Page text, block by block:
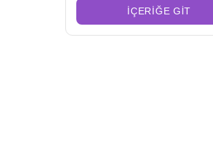
İÇERIĞE GIT